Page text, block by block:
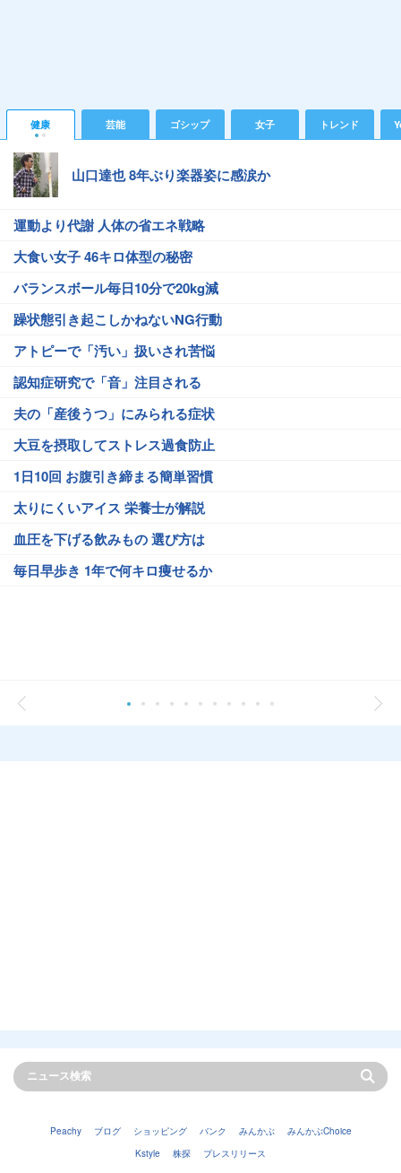
健康 芸能 ゴシップ 女子 トレンド
山口達也 8年ぶり楽器姿に感涙か
運動より代謝 人体の省エネ戦略
大食い女子 46キロ体型の秘密
バランスボール毎日10分で20kg減
躁状態引き起こしかねないNG行動
アトピーで「汚い」扱いされ苦悩
認知症研究で「音」注目される
夫の「産後うつ」にみられる症状
大豆を摂取してストレス過食防止
1日10回 お腹引き締まる簡単習慣
太りにくいアイス 栄養士が解説
血圧を下げる飲みもの 選び方は
毎日早歩き 1年で何キロ痩せるか
Peachy ブログ ショッピング バンク みんかぶ
みんかぶChoice
Kstyle
株探 プレスリリース